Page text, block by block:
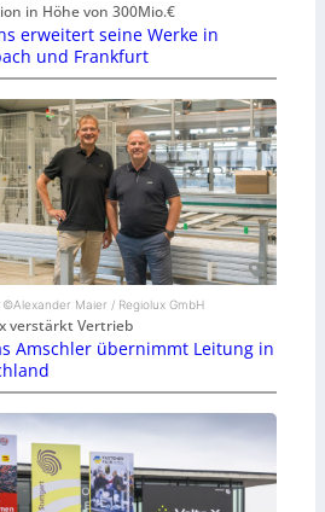
in Höhe von 300Mio.€
erweitert seine Werke in
und Frankfurt
©Alexander Maier / Regiolux GmbH
verstärkt Vertrieb
Amschler übernimmt Leitung in